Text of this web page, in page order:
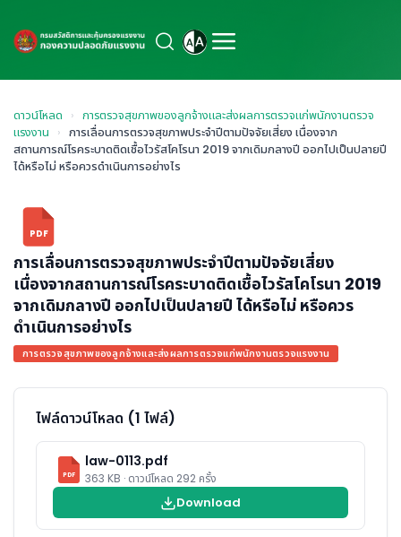
ดาวน์โหลด › การตรวจสุขภาพของลูกจ้างและส่งผลการตรวจแก่พนักงานตรวจ
แรงงาน › การเลื่อนการตรวจสุขภาพประจำปีตามปัจจัยเสี่ยง เนื่องจาก
สถานการณ์โรคระบาดติดเชื้อไวรัสโคโรนา 2019 จากเดิมกลางปี ออกไปเป็นปลายปี
ได้หรือไม่ หรือควรดำเนินการอย่างไร
PDF
การเลื่อนการตรวจสุขภาพประจำปีตามปัจจัยเสี่ยง
เนื่องจากสถานการณ์โรคระบาดติดเชื้อไวรัสโคโรนา 2019
จากเดิมกลางปี ออกไปเป็นปลายปี ได้หรือไม่ หรือควร
ดำเนินการอย่างไร
การตรวจสุขภาพของลูกจ้างและส่งผลการตรวจแก่พนักงานตรวจแรงงาน
ไฟล์ดาวน์โหลด (1 ไฟล์)
PDF
law-0113.pdf
363 KB · ดาวน์โหลด 292 ครั้ง
Download